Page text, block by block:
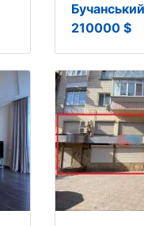
210000 $